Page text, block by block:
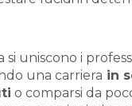
si uniscono i
una carriera in
o comparsi da